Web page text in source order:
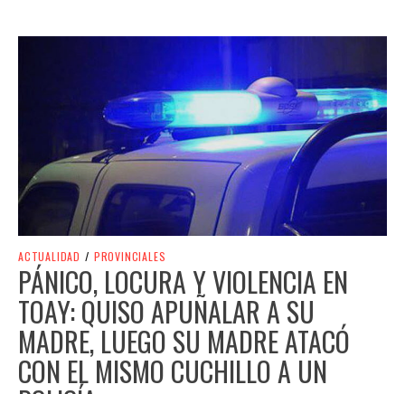
ACTUALIDAD / PROVINCIALES
PÁNICO, LOCURA Y VIOLENCIA EN
TOAY: QUISO APUÑALAR A SU
MADRE, LUEGO SU MADRE ATACÓ
CON EL MISMO CUCHILLO A UN